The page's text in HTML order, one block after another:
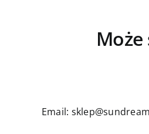
Email: